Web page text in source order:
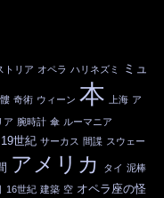
トリア オペラ ハリネズミ ミュ
奇術 ウィーン 本 上海 ア
ア 腕時計 傘 ルーマニア
19世紀 サーカス 間諜 スウェー
アメリカ タイ 泥棒
16世紀 建築 空 オペラ座の怪